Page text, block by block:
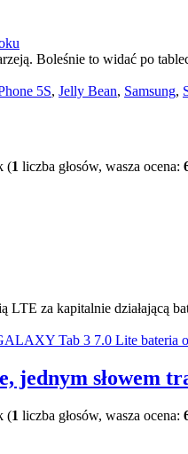
Boleśnie to widać po
5S, Jelly Bean, Samsung,
(1 liczba głosów, wasza ocena:
LTE za kapitalnie działającą
Tab 3 7.0 Lite bateria
jednym słowem
(1 liczba głosów, wasza ocena: